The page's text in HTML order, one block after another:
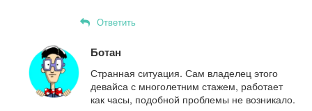
Ответить
Ботан
Странная ситуация. Сам владелец этого
девайса с многолетним стажем, работает
как часы, подобной проблемы не возникало.